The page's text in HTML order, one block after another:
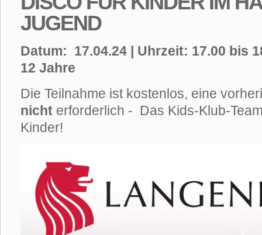
JUGEND
Datum: 17.04.24 | Uhrzeit: 17.00 bis
12 Jahre
Die Teilnahme ist kostenlos, eine
nicht erforderlich - Das Kids-Klub-
Kinder!